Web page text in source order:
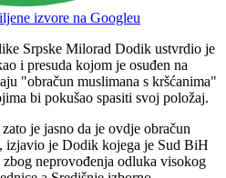
izvore na Googleu
Srpske Milorad Dodik ustvrdio je
i presuda kojom je osuđen na
"obračun muslimana s kršćanima"
bi pokušao spasiti svoj položaj.
je jasno da je ovdje obračun
izjavio je Dodik kojega je Sud BiH
neprovođenja odluka visokog